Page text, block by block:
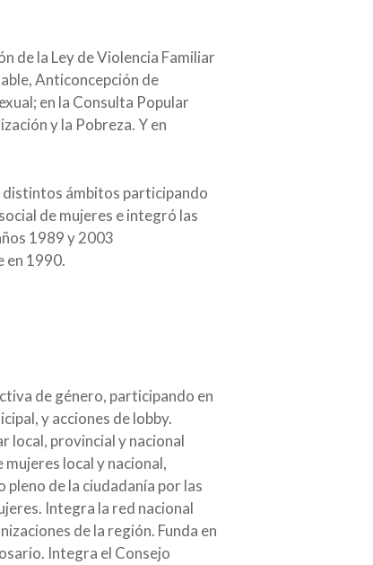
de la Ley de Violencia Familiar
Anticoncepción de
en la Consulta Popular
y la Pobreza. Y en
distintos ámbitos participando
de mujeres e integró las
1989 y 2003
en 1990.
de género, participando en
y acciones de lobby.
local, provincial y nacional
local y nacional,
de la ciudadanía por las
Integra la red nacional
de la región. Funda en
Integra el Consejo